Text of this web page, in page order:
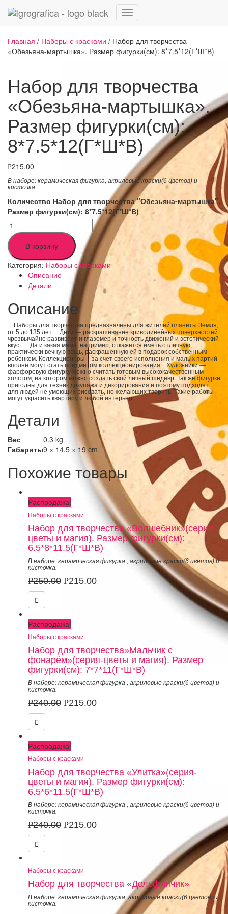
Переключить
Главная / Наборы с красками / Набор для творчества
«Обезьяна-мартышка». Размер фигурки(см): 8*7.5*12(Г*Ш*В)
Набор для творчества
«Обезьяна-мартышка».
Размер фигурки(см):
8*7.5*12(Г*Ш*В)
Р215.00
В наборе: керамическая фигурка, акриловые краски(6 цветов) и
кисточка.
Количество Набор для творчества "Обезьяна-мартышка".
Размер фигурки(см): 8*7.5*12(Г*Ш*В)
В корзину
Категория: Наборы с красками
Описание
Детали
Описание
Наборы для творчества предназначены для жителей планеты Земля,
от 5 до 135 лет… Дети — раскрашивание криволинейных поверхностей
чрезвычайно развивает и глазомер и точность движений и эстетический
вкус. … Да и какая мама, например, откажется иметь отличную,
практически вечную вещь, раскрашенную ей в подарок собственным
ребенком. Коллекционеры – за счет своего исполнения и малых партий
вполне могут стать предметом коллекционирования. . Художники —
фарфоровую фигурку можно считать готовым высококачественным
холстом, на котором можно создать свой личный шедевр.Так же фигурки
пригодны для техник декупажа и декорирования и поэтому подходят
для людей не умеющих рисовать, но желающих творить. Такие работы
могут украсить квартиру и любой интерьер.
Детали
Вес
0.3 kg
Габариты9 × 14.5 × 19 cm
Похожие товары
Распродажа!
Наборы с красками
Набор для творчества «Волшебник»(серия-
цветы и магия). Размер фигурки(см):
6.5*8*11.5(Г*Ш*В)
В наборе: керамическая фигурка , акриловые краски(6 цветов) и
кисточка.
Р250.00 Р215.00
Распродажа!
Наборы с красками
Набор для творчества»Мальчик с
фонарём»(серия-цветы и магия). Размер
фигурки(см): 7*7*11(Г*Ш*В)
В наборе: керамическая фигурка , акриловые краски(6 цветов) и
кисточка.
Р240.00 Р215.00
Распродажа!
Наборы с красками
Набор для творчества «Улитка»(серия-
цветы и магия). Размер фигурки(см):
6.5*6*11.5(Г*Ш*В)
В наборе: керамическая фигурка , акриловые краски(6 цветов) и
кисточка.
Р240.00 Р215.00
Наборы с красками
Набор для творчества «Дельфинчик»
В наборе: керамическая фигурка, акриловые краски(6 цветов) и
кисточка.